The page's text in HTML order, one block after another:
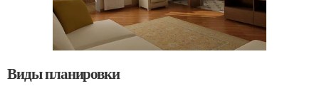
Виды планировки